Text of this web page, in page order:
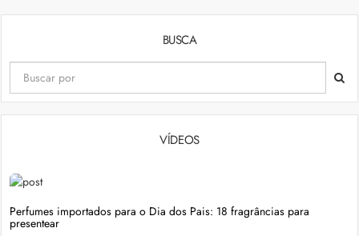
BUSCA
VÍDEOS
Perfumes importados para o Dia dos Pais: 18 fragrâncias para
presentear